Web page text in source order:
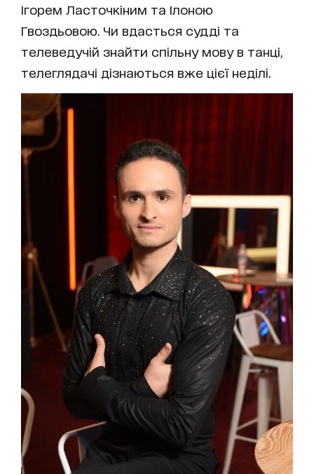
Ігорем Ласточкіним та Ілоною
Гвоздьовою. Чи вдасться судді та
телеведучій знайти спільну мову в танці,
телеглядачі дізнаються вже цієї неділі.